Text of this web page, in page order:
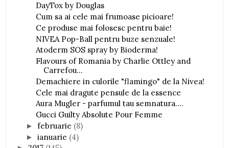
DayTox by Douglas
Cum sa ai cele mai frumoase picioare!
Ce produse mai folosesc pentru baie!
NIVEA Pop-Ball pentru buze senzuale!
Atoderm SOS spray by Bioderma!
Flavours of Romania by Charlie Ottley and
Carrefou...
Demachiere in culorile "flamingo" de la Nivea!
Cele mai dragute pensule de la essence
Aura Mugler - parfumul tau semnatura....
Gucci Guilty Absolute Pour Femme
►februarie (8)
►ianuarie (4)